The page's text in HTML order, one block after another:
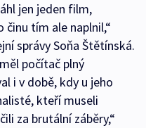
jen jeden film,
tím ale naplnil,“
správy Soňa Štětínská.
počítač plný
i v době, kdy u jeho
kteří museli
za brutální záběry,“